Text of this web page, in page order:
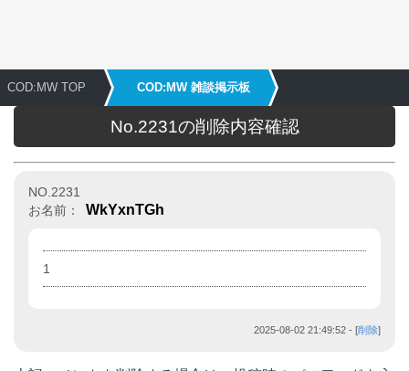
COD:MW TOP COD:MW 雑談掲示板
No.2231の削除内容確認
NO.2231
お名前：
WkYxnTGh
1
2025-08-02 21:49:52 - [削除]